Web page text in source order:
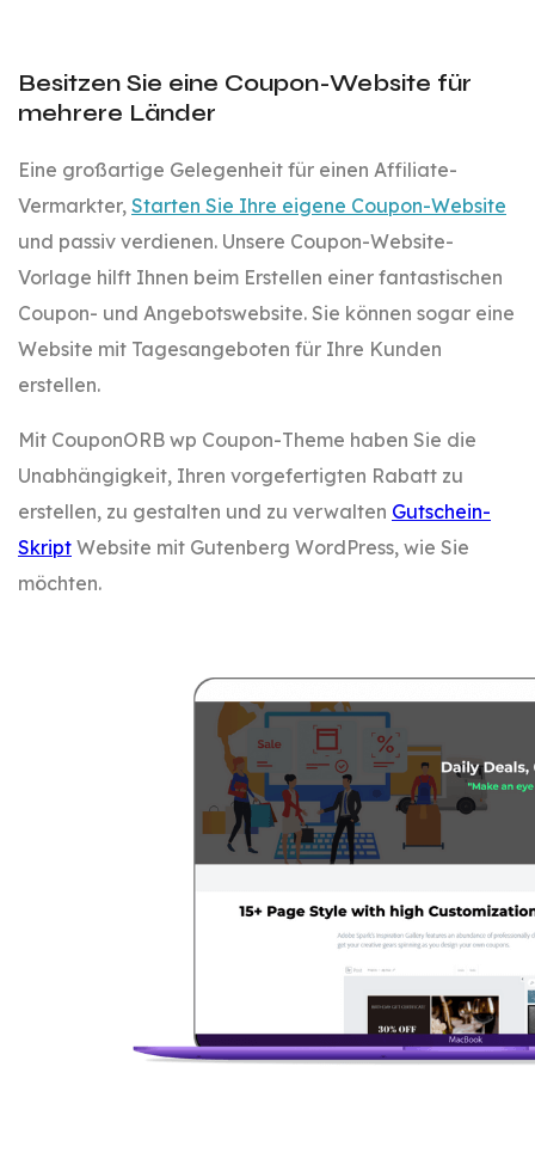
Besitzen Sie eine Coupon-Website für
mehrere Länder
Eine großartige Gelegenheit für einen Affiliate-
Vermarkter, Starten Sie Ihre eigene Coupon-Website
und passiv verdienen. Unsere Coupon-Website-
Vorlage hilft Ihnen beim Erstellen einer fantastischen
Coupon- und Angebotswebsite. Sie können sogar eine
Website mit Tagesangeboten für Ihre Kunden
erstellen.
Mit CouponORB wp Coupon-Theme haben Sie die
Unabhängigkeit, Ihren vorgefertigten Rabatt zu
erstellen, zu gestalten und zu verwalten Gutschein-
Skript Website mit Gutenberg WordPress, wie Sie
möchten.